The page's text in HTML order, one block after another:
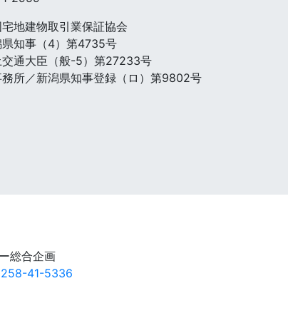
宅地建物取引業保証協会
知事（4）第4735号
通大臣（般-5）第27233号
所／新潟県知事登録（ロ）第9802号
41-5336